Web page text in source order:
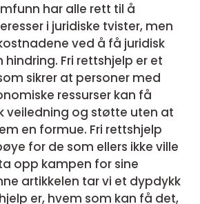
har alle rett til å
i juridiske tvister, men
ved å få juridisk
Fri rettshjelp er et
sikrer at personer med
ressurser kan få
veiledning og støtte uten at
en formue. Fri rettshjelp
for de som ellers ikke ville
opp kampen for sine
artikkelen tar vi et dypdykk
er, hvem som kan få det,